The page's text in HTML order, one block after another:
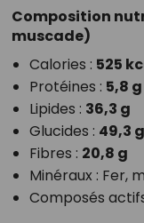
Composition
muscade)
Calories : 525
Protéines : 5,8 g
Lipides : 36,3 g
Glucides : 49,3 g
Fibres : 20,8 g
Minéraux : Fer,
Composés